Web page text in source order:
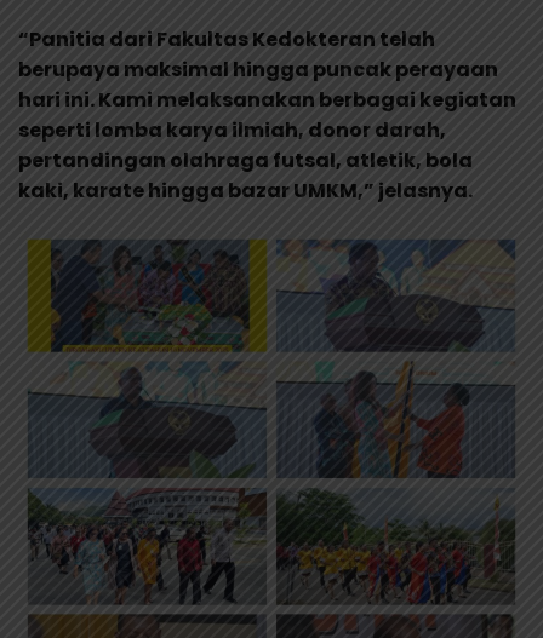
“Panitia dari Fakultas Kedokteran telah
berupaya maksimal hingga puncak perayaan
hari ini. Kami melaksanakan berbagai kegiatan
seperti lomba karya ilmiah, donor darah,
pertandingan olahraga futsal, atletik, bola
kaki, karate hingga bazar UMKM,” jelasnya.